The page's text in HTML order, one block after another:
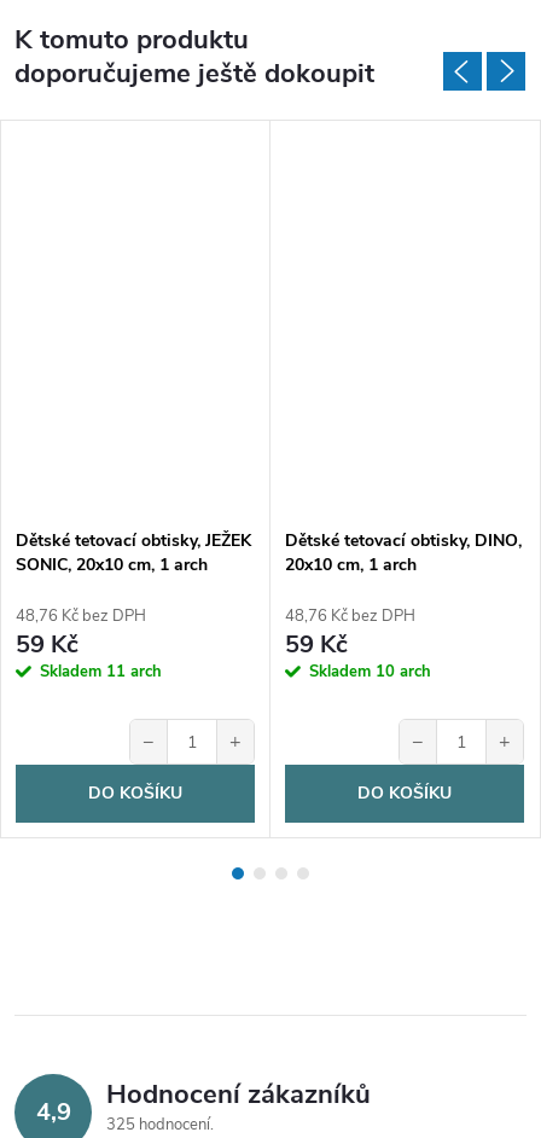
K tomuto produktu
doporučujeme ještě dokoupit
Dětské tetovací obtisky, JEŽEK
SONIC, 20x10 cm, 1 arch
48,76 Kč bez DPH
59 Kč
Skladem 11 arch
− +
DO KOŠÍKU
Dětské tetovací obtisky, DINO,
20x10 cm, 1 arch
48,76 Kč bez DPH
59 Kč
Skladem 10 arch
− +
DO KOŠÍKU
4,9 Hodnocení zákazníků
325 hodnocení